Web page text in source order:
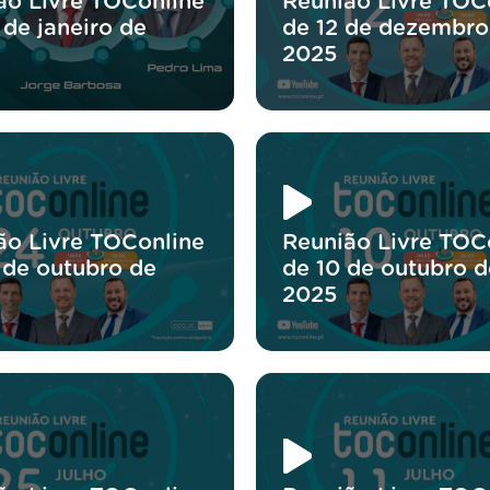
janeiro de
de 12 de
2025
Livre TOConline
outubro de
Reunião Livre
de 10 de outubro
2025